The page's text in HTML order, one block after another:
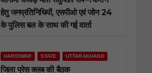
हेतु जनप्रतिनिधियों, एसपीओ एवं जोन 24
के पुलिस बल के साथ की गई वार्ता
HARIDWAR STATE UTTARAKHAND
जिला प्रेस क्लब की बैठक